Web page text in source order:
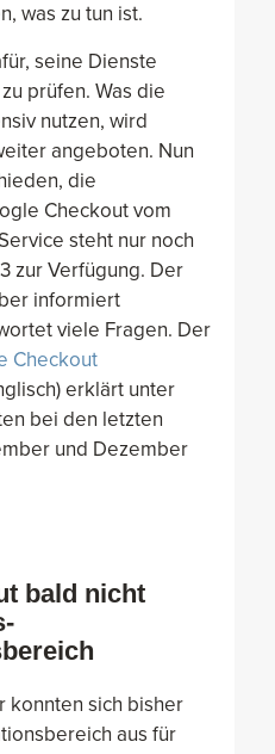
was zu tun ist.
seine Dienste
prüfen. Was die
nutzen, wird
angeboten. Nun
die
Checkout vom
steht nur noch
zur Verfügung. Der
informiert
viele Fragen. Der
Checkout
erklärt unter
bei den letzten
und Dezember
bald nicht
konnten sich bisher
aus für